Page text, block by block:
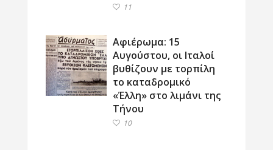
11
Αφιέρωμα: 15
Αυγούστου, οι Ιταλοί
βυθίζουν με τορπίλη
το καταδρομικό
«Έλλη» στο λιμάνι της
Τήνου
10